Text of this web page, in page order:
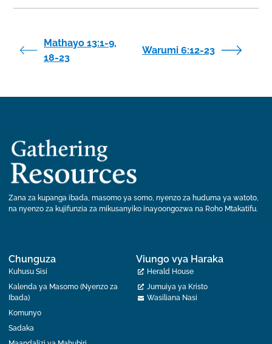
Mathayo 13:1-9,
18-23
Warumi 6:12-23
Zana za kupanga ibada, masomo ya somo, nyenzo za huduma ya watoto,
na nyenzo za kujifunzia za mikusanyiko inayoongozwa na Roho Mtakatifu.
Chunguza
Kuhusu Sisi
Kalenda ya Masomo (Nyenzo za
Ibada)
Komunyo
Sadaka
Viungo vya Haraka
Herald House
Jumuiya ya Kristo
Wasiliana Nasi